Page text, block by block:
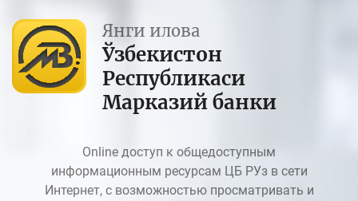
Янги илова
Ўзбекистон
Республикаси
Марказий банки
Online доступ к общедоступным
информационным ресурсам ЦБ РУз в сети
Интернет, с возможностью просматривать и